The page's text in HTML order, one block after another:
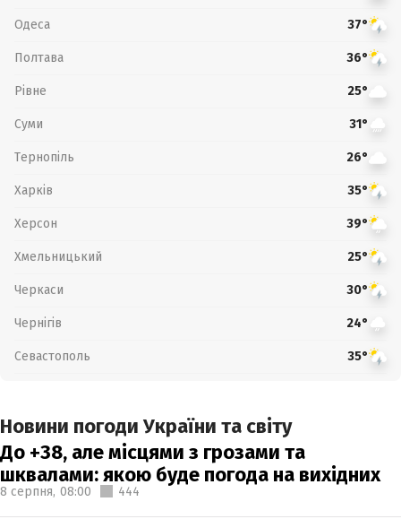
Одеса 37°
Полтава 36°
Рівне 25°
Суми 31°
Тернопіль 26°
Харків 35°
Херсон 39°
Хмельницький 25°
Черкаси 30°
Чернігів 24°
Севастополь 35°
Новини погоди України та світу
До +38, але місцями з грозами та
шквалами: якою буде погода на вихідних
8 серпня, 08:00 444